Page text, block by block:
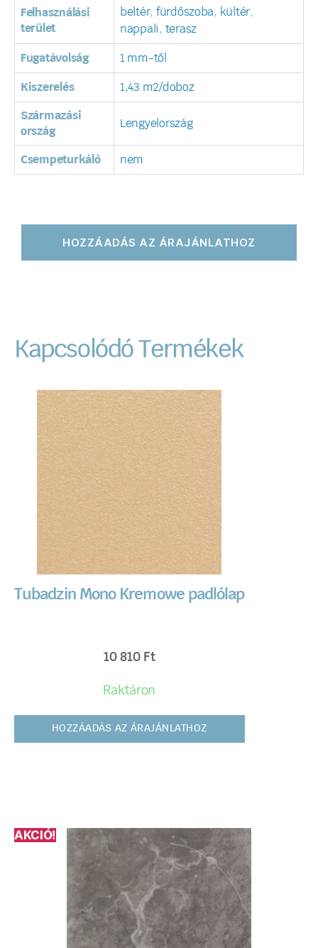
Felhasználási
terület
beltér, fürdőszoba, kültér,
nappali, terasz
Fugatávolság 1 mm-től
Kiszerelés 1,43 m2/doboz
Származási
ország
Lengyelország
Csempeturkáló nem
HOZZÁADÁS AZ ÁRAJÁNLATHOZ
Kapcsolódó Termékek
Tubadzin Mono Kremowe padlólap
10 810 Ft
Raktáron
HOZZÁADÁS AZ ÁRAJÁNLATHOZ
AKCIÓ!